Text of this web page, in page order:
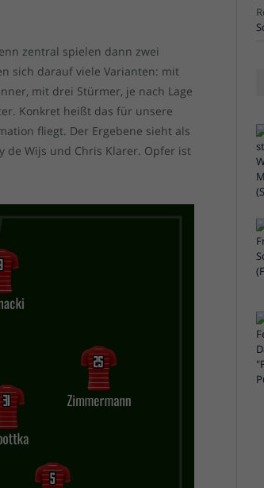
zentral spielen dann zwei
sich darauf viele Varianten: mit
mit drei Stürmer, je nach Lage
Konkret heißt das für unsere
fliegt. Der Ergebene sieht als
de Wijs und Chris Klarer. Opfer ist